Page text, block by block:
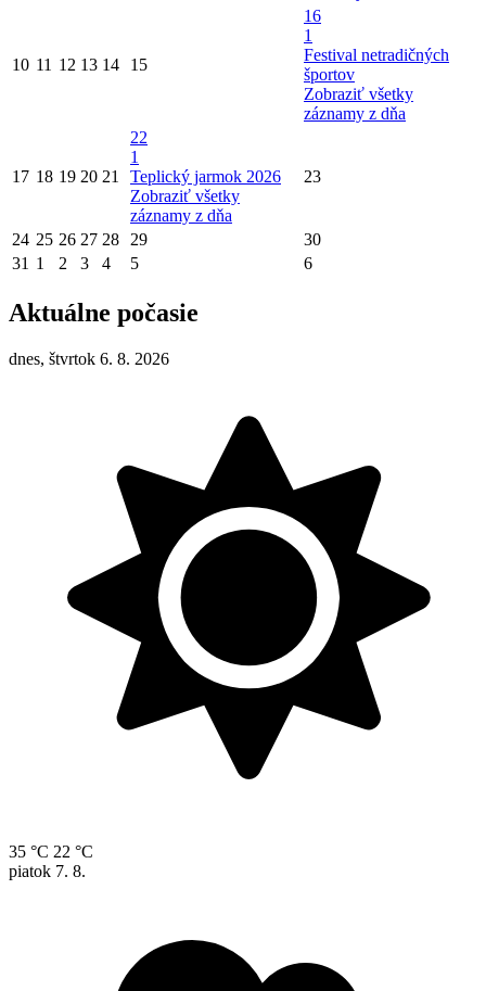
10 11 12 13 14 15
16
1
Festival netradičných
športov
Zobraziť všetky
záznamy z dňa
17 18 19 20 21
22
1
Teplický jarmok 2026
Zobraziť všetky
záznamy z dňa
23
24 25 26 27 28 29
30
31 1 2 3 4 5 6
Aktuálne počasie
dnes, štvrtok 6. 8. 2026
35 °C 22 °C
piatok 7. 8.